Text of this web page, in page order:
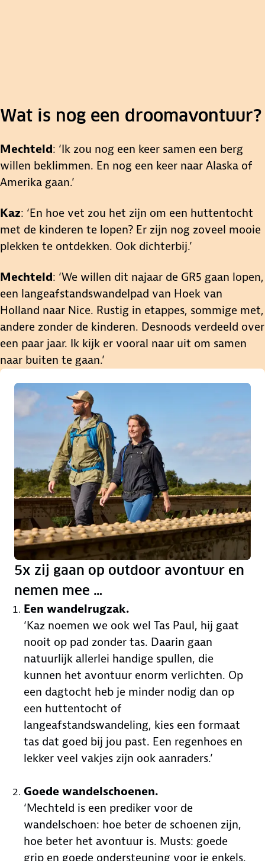
Wat is nog een droomavontuur?
Mechteld: ‘Ik zou nog een keer samen een berg
willen beklimmen. En nog een keer naar Alaska of
Amerika gaan.’
Kaz: ‘En hoe vet zou het zijn om een huttentocht
met de kinderen te lopen? Er zijn nog zoveel mooie
plekken te ontdekken. Ook dichterbij.’
Mechteld: ‘We willen dit najaar de GR5 gaan lopen,
een langeafstandswandelpad van Hoek van
Holland naar Nice. Rustig in etappes, sommige met,
andere zonder de kinderen. Desnoods verdeeld over
een paar jaar. Ik kijk er vooral naar uit om samen
naar buiten te gaan.’
5x zij gaan op outdoor avontuur en
nemen mee …
Een wandelrugzak.
‘Kaz noemen we ook wel Tas Paul, hij gaat
nooit op pad zonder tas. Daarin gaan
natuurlijk allerlei handige spullen, die
kunnen het avontuur enorm verlichten. Op
een dagtocht heb je minder nodig dan op
een huttentocht of
langeafstandswandeling, kies een formaat
tas dat goed bij jou past. Een regenhoes en
lekker veel vakjes zijn ook aanraders.’
Goede wandelschoenen.
‘Mechteld is een prediker voor de
wandelschoen: hoe beter de schoenen zijn,
hoe beter het avontuur is. Musts: goede
grip en goede ondersteuning voor je enkels.